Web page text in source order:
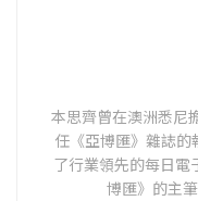
本思齊曾在澳洲悉尼
任《亞博匯》雜誌
了行業領先的每日電
博匯》的主